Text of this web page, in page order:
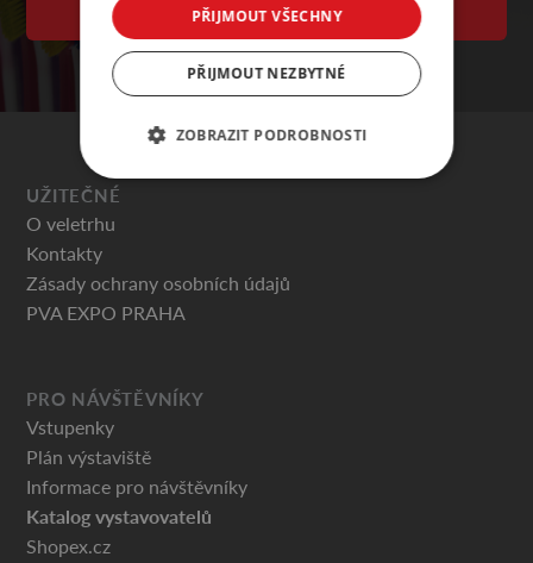
PŘIHLÁŠKA K ÚČASTI
UŽITEČNÉ
O veletrhu
Kontakty
Zásady ochrany osobních údajů
PVA EXPO PRAHA
PRO NÁVŠTĚVNÍKY
Vstupenky
Plán výstaviště
Informace pro návštěvníky
Katalog vystavovatelů
Shopex.cz
PŘIJMOUT VŠECHNY
PŘIJMOUT NEZBYTNÉ
ZOBRAZIT PODROBNOSTI